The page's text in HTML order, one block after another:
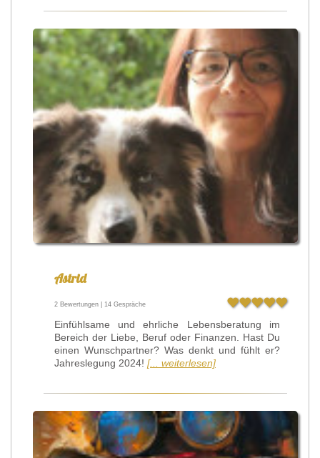
Astrid
2 Bewertungen | 14 Gespräche
Einfühlsame und ehrliche Lebensberatung im
Bereich der Liebe, Beruf oder Finanzen. Hast Du
einen Wunschpartner? Was denkt und fühlt er?
Jahreslegung 2024! [... weiterlesen]